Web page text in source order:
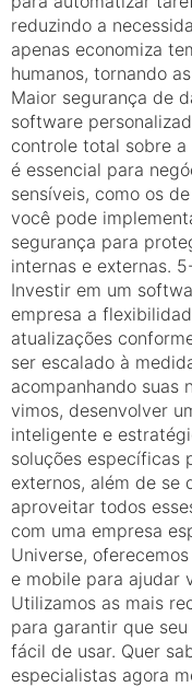
reduzindo a
apenas economiza
humanos, tornando
Maior segurança de
software
controle total sobre
é essencial para
sensíveis, como os
você pode
segurança para
internas e externas.
Investir em um
empresa a
atualizações
ser escalado à
acompanhando suas
vimos, desenvolver
inteligente e
soluções específicas
externos, além de se
aproveitar todos
com uma empresa
Universe,
e mobile para ajudar
Utilizamos as mais
para garantir que
fácil de usar. Quer
especialistas agora